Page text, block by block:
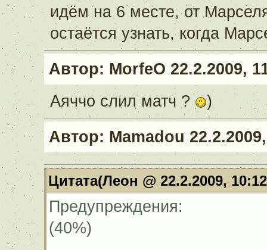
идём на 6 месте, от
остаётся узнать, когда
Автор: MorfeO 22.2.2009,
Аяччо слил матч ?
)
Автор: Mamadou
Цитата(Леон @ 22.2.2009,
Предупреждения:
(40%)